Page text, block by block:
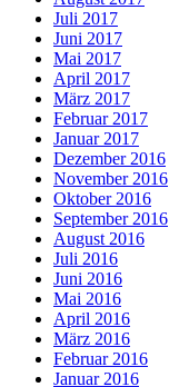
Juli 2017
Juni 2017
Mai 2017
April 2017
März 2017
Februar 2017
Januar 2017
Dezember 2016
November 2016
Oktober 2016
September 2016
August 2016
Juli 2016
Juni 2016
Mai 2016
April 2016
März 2016
Februar 2016
Januar 2016